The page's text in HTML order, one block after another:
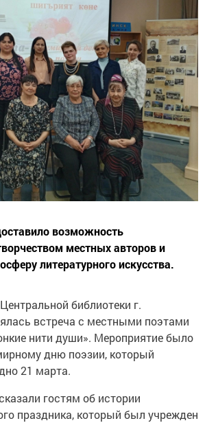
возможность
местных авторов и
литературного искусства.
библиотеки г.
встреча с местными поэтами
нити души». Мероприятие было
дню поэзии, который
21 марта.
гостям об истории
праздника, который был учрежден